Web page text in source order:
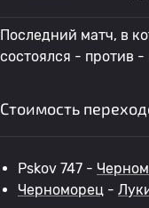
Последний матч, в
состоялся - против
Стоимость
Pskov 747 -
Черноморец -